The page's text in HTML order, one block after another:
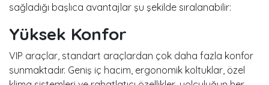
sağladığı başlıca avantajlar şu şekilde sıralanabilir:
Yüksek Konfor
VIP araçlar, standart araçlardan çok daha fazla konfor
sunmaktadır. Geniş iç hacim, ergonomik koltuklar, özel